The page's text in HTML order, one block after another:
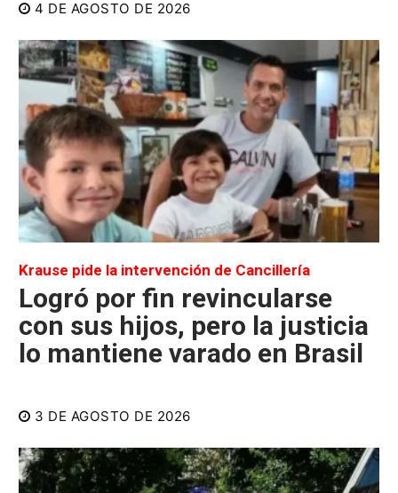
4 DE AGOSTO DE 2026
Krause pide la intervención de Cancillería
Logró por fin revincularse
con sus hijos, pero la justicia
lo mantiene varado en Brasil
3 DE AGOSTO DE 2026